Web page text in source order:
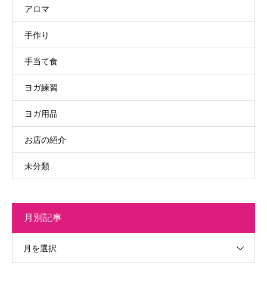
アロマ
手作り
手当て食
ヨガ練習
ヨガ用品
お店の紹介
未分類
月別記事
月を選択